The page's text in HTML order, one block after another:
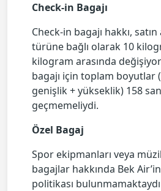
Check-in Bagajı
Check-in bagajı hakkı,
türüne bağlı olarak 10
kilogram arasında
bagajı için toplam boyutlar
genişlik + yükseklik) 158
geçmemeliydi.
Özel Bagaj
Spor ekipmanları veya
bagajlar hakkında Bek
politikası